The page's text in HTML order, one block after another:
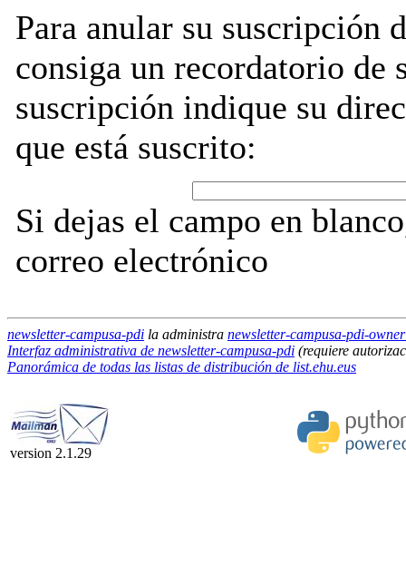
Para anular su suscripción
consiga un recordatorio de
suscripción indique su
que está suscrito:
Si dejas el campo en
correo electrónico
newsletter-campusa-pdi la administra newsletter-campusa-pdi-
Interfaz administrativa de newsletter-campusa-pdi (requiere
Panorámica de todas las listas de distribución de list.ehu.eus
version 2.1.29